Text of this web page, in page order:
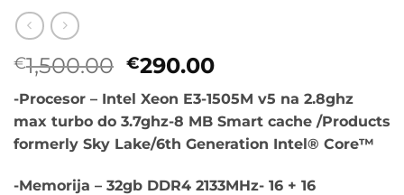
€1,500.00 Originalna
cena
je
bila:
€1,500.00.
€290.00Trenutna
cena
je:
€290.00.
-Procesor – Intel Xeon E3-1505M v5 na 2.8ghz
max turbo do 3.7ghz-8 MB Smart cache /Products
formerly Sky Lake/6th Generation Intel® Core™
-Memorija – 32gb DDR4 2133MHz- 16 + 16